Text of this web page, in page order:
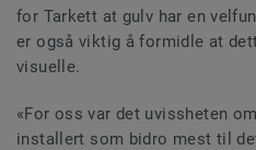
for Tarkett at gulv har en
er også viktig å formidle at
visuelle.
«For oss var det uvissheten
installert som bidro mest til